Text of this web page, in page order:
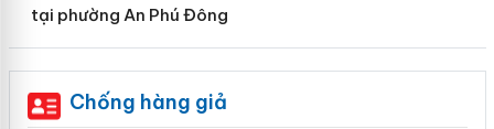
tại phường An Phú Đông
Chống hàng giả